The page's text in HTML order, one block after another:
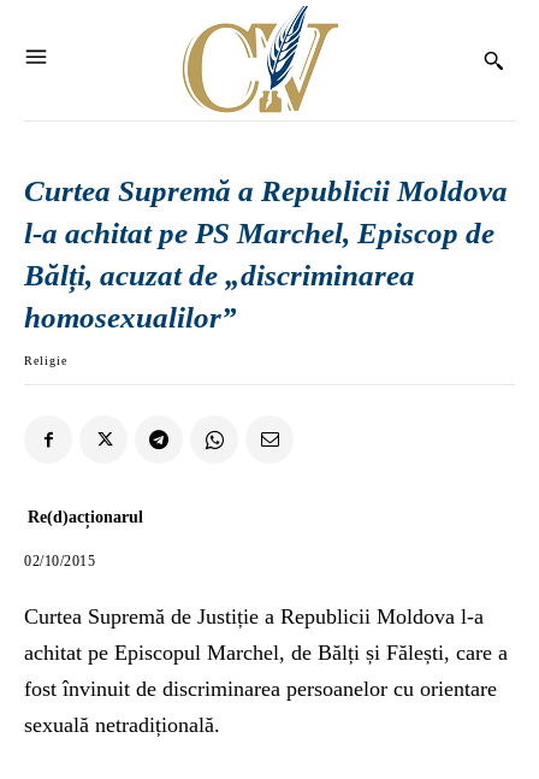
Curtea Supremă a Republicii Moldova
l-a achitat pe PS Marchel, Episcop de
Bălți, acuzat de „discriminarea
homosexualilor”
Religie
Re(d)acționarul
02/10/2015
Curtea Supremă de Justiție a Republicii Moldova l-a
achitat pe Episcopul Marchel, de Bălți și Fălești, care a
fost învinuit de discriminarea persoanelor cu orientare
sexuală netradițională.